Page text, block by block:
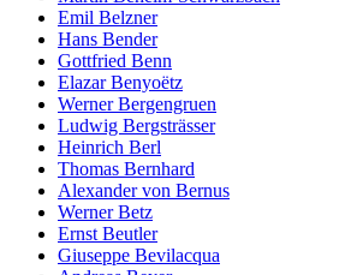
Emil Belzner
Hans Bender
Gottfried Benn
Elazar Benyoëtz
Werner Bergengruen
Ludwig Bergsträsser
Heinrich Berl
Thomas Bernhard
Alexander von Bernus
Werner Betz
Ernst Beutler
Giuseppe Bevilacqua